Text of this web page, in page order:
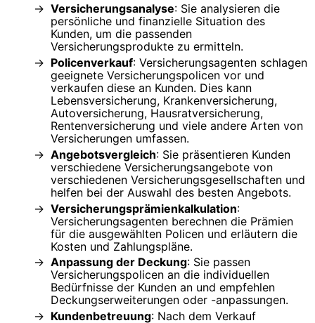
Versicherungsanalyse: Sie analysieren die
persönliche und finanzielle Situation des
Kunden, um die passenden
Versicherungsprodukte zu ermitteln.
Policenverkauf: Versicherungsagenten schlagen
geeignete Versicherungspolicen vor und
verkaufen diese an Kunden. Dies kann
Lebensversicherung, Krankenversicherung,
Autoversicherung, Hausratversicherung,
Rentenversicherung und viele andere Arten von
Versicherungen umfassen.
Angebotsvergleich: Sie präsentieren Kunden
verschiedene Versicherungsangebote von
verschiedenen Versicherungsgesellschaften und
helfen bei der Auswahl des besten Angebots.
Versicherungsprämienkalkulation:
Versicherungsagenten berechnen die Prämien
für die ausgewählten Policen und erläutern die
Kosten und Zahlungspläne.
Anpassung der Deckung: Sie passen
Versicherungspolicen an die individuellen
Bedürfnisse der Kunden an und empfehlen
Deckungserweiterungen oder -anpassungen.
Kundenbetreuung: Nach dem Verkauf